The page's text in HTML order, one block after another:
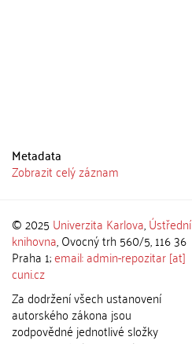
Metadata
Zobrazit celý záznam
© 2025 Univerzita Karlova,Ústřední
knihovna, Ovocný trh 560/5, 116 36
Praha 1;email: admin-repozitar [at]
cuni.cz
Za dodržení všech ustanovení
autorského zákona jsou
zodpovědné jednotlivé složky